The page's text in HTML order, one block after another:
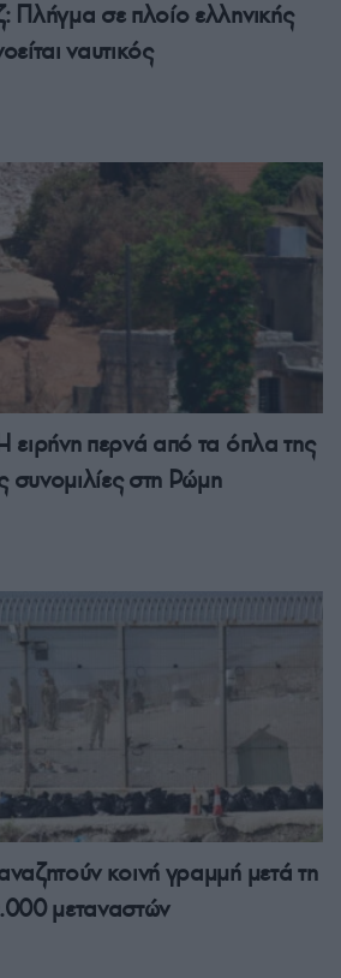
Πλήγμα σε πλοίο ελληνικής
ναυτικός
ειρήνη περνά από τα όπλα της
στη Ρώμη
κοινή γραμμή μετά τη
μεταναστών